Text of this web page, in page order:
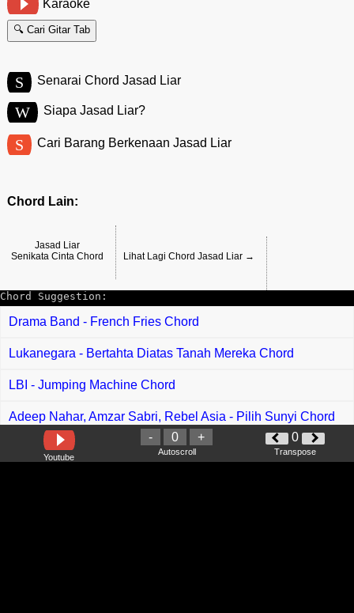
Karaoke
🔍 Cari Gitar Tab
S Senarai Chord Jasad Liar
W Siapa Jasad Liar?
S Cari Barang Berkenaan Jasad Liar
Chord Lain:
Jasad Liar
Senikata Cinta Chord
Lihat Lagi Chord Jasad Liar →
Chord Suggestion:
Drama Band - French Fries Chord
Lukanegara - Bertahta Diatas Tanah Mereka Chord
LBI - Jumping Machine Chord
Adeep Nahar, Amzar Sabri, Rebel Asia - Pilih Sunyi Chord
Mawat - Ulat Bulu Chord
Youtube
- 0 +
Autoscroll
0
Transpose